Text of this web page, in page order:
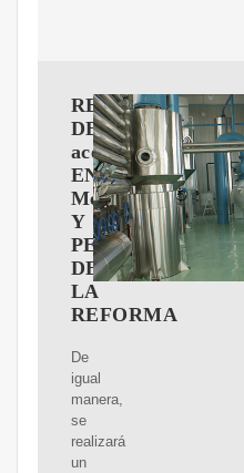
REFINACIóN
DE
aceite
EN
MéXICO
Y
PERSPECTIVA
DE
LA
REFORMA
De
igual
manera,
se
realizará
un